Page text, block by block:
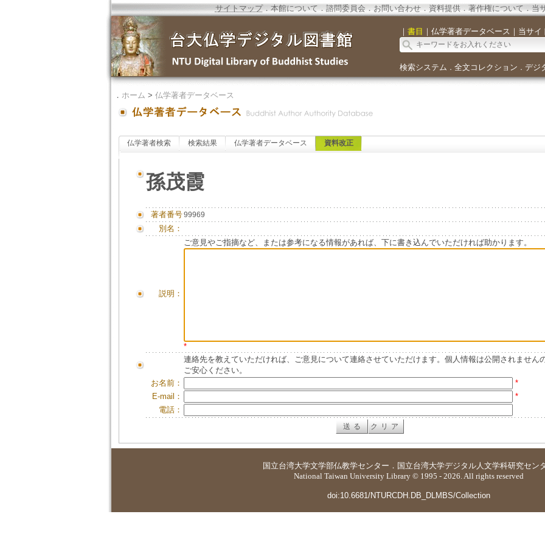
サイトマップ．本館について．諮問委員会． お問い合わせ． 資料提供．著作権について．当
｜ 書目 ｜ 仏学著者データベース ｜ 当サイ
検索システム ． 全文コレクション ． デジ
． ホーム > 仏学著者データベース
仏学著者検索 検索結果 仏学著者データベース 資料改正
孫茂霞
著者番号99969
別名：
説明：
ご意見やご指摘など、または参考になる情報があれば、下に書き込んでいただければ助かります。
*
連絡先を教えていただければ、ご意見について連絡させていただけます。個人情報は公開されません
ご安心ください。
お名前：
*
E-mail：
*
電話：
国立台湾大学文学部仏教学センター ． 国立台湾大学デジタル人文学科研究セン
National Taiwan University Library © 1995 - 2026. All rights reserved
doi:10.6681/NTURCDH.DB_DLMBS/Collection